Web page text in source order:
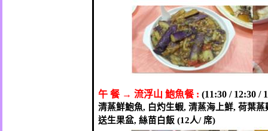
午餐 → 流浮山 鮑魚餐: (11:30 / 12:30 /
清蒸鮮鮑魚, 白灼生蝦, 清蒸海上鮮, 荷葉蒸
送生果盆, 絲苗白飯 (12人/ 席)